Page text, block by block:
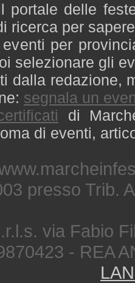
portale delle
ricerca per
per
selezionare gli
dalla redazione,
segnala un
di
di eventi,
presso Trib.
via Fabio
- REA